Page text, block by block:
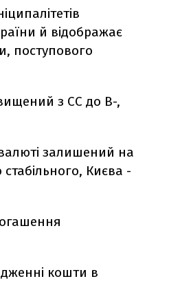
й відображає
поступового
з СС до В-,
залишений на
Києва -
кошти в